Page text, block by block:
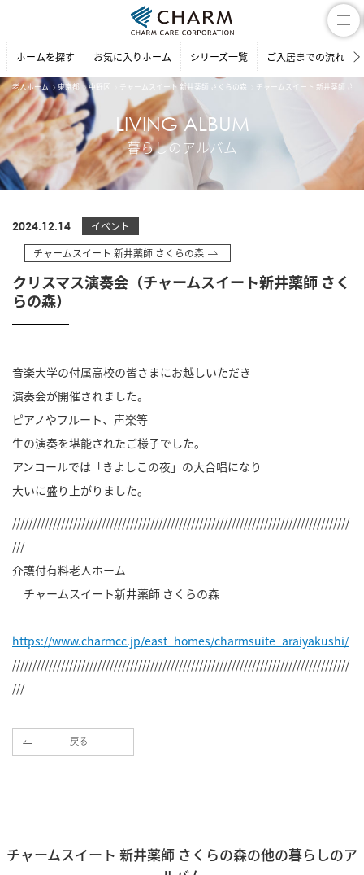
ホームを探す お気に入りホーム シリーズ一覧 ご入居までの流れ
老人ホーム 東京都 中野区 チャームスイート 新井薬師 さくらの森 チャームスイート 新井薬師 さ
LIVING ALBUM
暮らしのアルバム
2024.12.14
イベント
チャームスイート 新井薬師 さくらの森
クリスマス演奏会（チャームスイート新井薬師 さく
らの森）
音楽大学の付属高校の皆さまにお越しいただき
演奏会が開催されました。
ピアノやフルート、声楽等
生の演奏を堪能されたご様子でした。
アンコールでは「きよしこの夜」の大合唱になり
大いに盛り上がりました。
///////////////////////////////////////////////////////////////////////////////////
///
介護付有料老人ホーム
チャームスイート新井薬師 さくらの森
https://www.charmcc.jp/east_homes/charmsuite_araiyakushi/
///////////////////////////////////////////////////////////////////////////////////
///
戻る
チャームスイート 新井薬師 さくらの森の他の暮らしのア